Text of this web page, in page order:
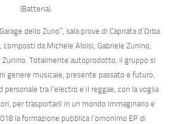
(Batteria).
dello Zuno”, sala prove di Capriata d’Orba
composti da Michele Aloisi, Gabriele Zunino,
Zunino. Totalmente autoprodotto, il gruppo si
genere musicale, presente passato e futuro,
personale tra l’electro e il reggae, con la voglia
per trasportarli in un mondo immaginario e
la formazione pubblica l’omonimo EP di